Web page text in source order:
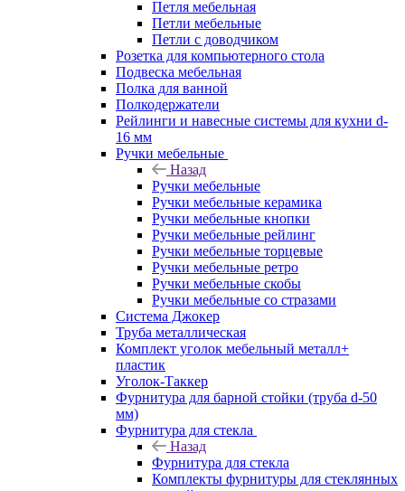
Петля мебельная
Петли мебельные
Петли с доводчиком
Розетка для компьютерного стола
Подвеска мебельная
Полка для ванной
Полкодержатели
Рейлинги и навесные системы для кухни d-
16 мм
Ручки мебельные
Назад
Ручки мебельные
Ручки мебельные керамика
Ручки мебельные кнопки
Ручки мебельные рейлинг
Ручки мебельные торцевые
Ручки мебельные ретро
Ручки мебельные скобы
Ручки мебельные со стразами
Система Джокер
Труба металлическая
Комплект уголок мебельный металл+
пластик
Уголок-Таккер
Фурнитура для барной стойки (труба d-50
мм)
Фурнитура для стекла
Назад
Фурнитура для стекла
Комплекты фурнитуры для стеклянных